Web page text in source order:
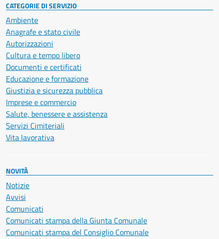
CATEGORIE DI SERVIZIO
Ambiente
Anagrafe e stato civile
Autorizzazioni
Cultura e tempo libero
Documenti e certificati
Educazione e formazione
Giustizia e sicurezza pubblica
Imprese e commercio
Salute, benessere e assistenza
Servizi Cimiteriali
Vita lavorativa
NOVITÀ
Notizie
Avvisi
Comunicati
Comunicati stampa della Giunta Comunale
Comunicati stampa del Consiglio Comunale